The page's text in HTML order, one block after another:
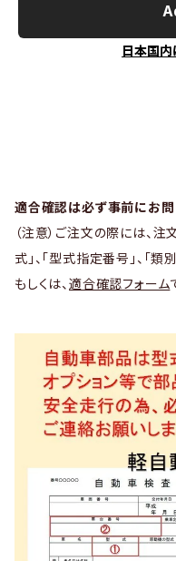
日本国
適合確認は必ず事前にお問
（注意）ご注文の際には、注
式」、「型式指定番号」、「
もしくは、 適合確認フォーム